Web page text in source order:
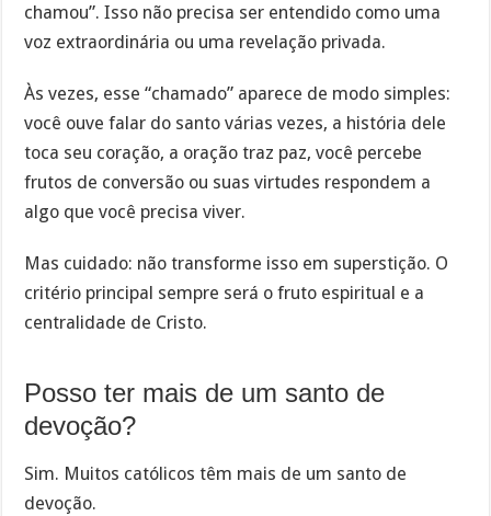
chamou”. Isso não precisa ser entendido como uma
voz extraordinária ou uma revelação privada.
Às vezes, esse “chamado” aparece de modo simples:
você ouve falar do santo várias vezes, a história dele
toca seu coração, a oração traz paz, você percebe
frutos de conversão ou suas virtudes respondem a
algo que você precisa viver.
Mas cuidado: não transforme isso em superstição. O
critério principal sempre será o fruto espiritual e a
centralidade de Cristo.
Posso ter mais de um santo de
devoção?
Sim. Muitos católicos têm mais de um santo de
devoção.